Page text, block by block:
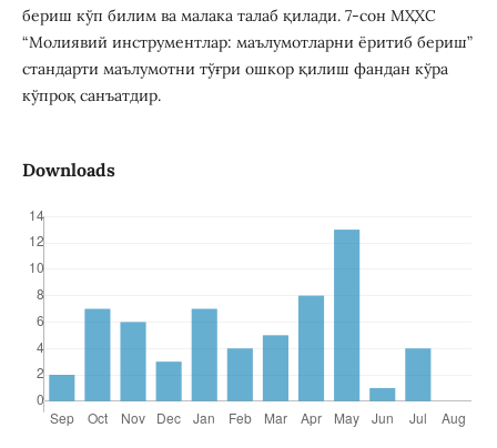
бериш кўп билим ва малака талаб қилади. 7-сон МҲХС
“Молиявий инструментлар: маълумотларни ёритиб бериш”
стандарти маълумотни тўғри ошкор қилиш фандан кўра
кўпроқ санъатдир.
Downloads